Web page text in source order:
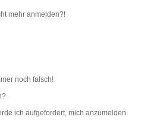
mehr anmelden?!
noch falsch!
ich aufgefordert, mich anzumelden.